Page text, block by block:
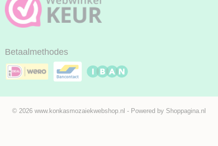
Betaalmethodes
© 2026 www.konkasmozaiekwebshop.nl - Powered by Shoppagina.nl